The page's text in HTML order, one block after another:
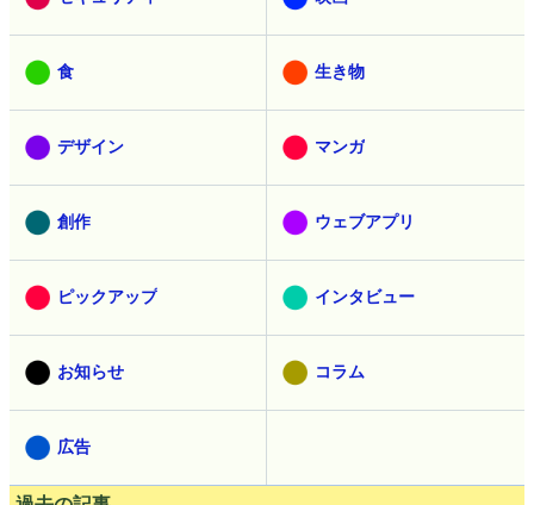
食 生き物
デザイン マンガ
創作 ウェブアプリ
ピックアップ インタビュー
お知らせ コラム
広告